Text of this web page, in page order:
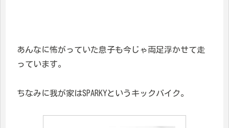
あんなに怖がっていた息子も今じゃ両足浮かせて走
っています。
ちなみに我が家はSPARKYというキックバイク。